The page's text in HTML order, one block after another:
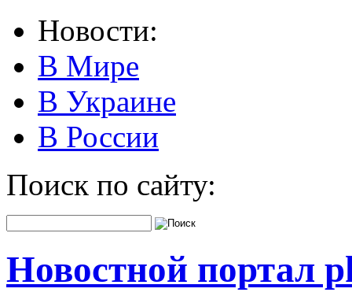
Новости:
В Мире
В Украине
В России
Поиск по сайту:
Новостной портал